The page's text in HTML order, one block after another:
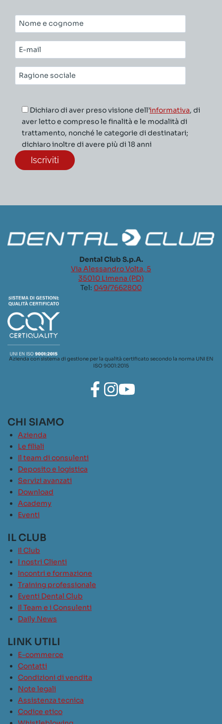
Nome
e
cognome*
E-
mail*
Ragione
sociale*
Dichiaro di aver preso visione dell’informativa, di
aver letto e compreso le finalità e le modalità di
trattamento, nonché le categorie di destinatari;
dichiaro inoltre di avere più di 18 anni
Dental Club S.p.A.
Via Alessandro Volta, 5
35010 Limena (PD)
Tel: 049/7662800
Azienda con sistema di gestione per la qualità certificato secondo la norma UNI EN
ISO 9001:2015
CHI SIAMO
Azienda
Le filiali
Il team di consulenti
Deposito e logistica
Servizi avanzati
Download
Academy
Eventi
IL CLUB
Il Club
I nostri Clienti
Incontri e formazione
Training professionale
Eventi Dental Club
Il Team e i Consulenti
Daily News
LINK UTILI
E-commerce
Contatti
Condizioni di vendita
Note legali
Assistenza tecnica
Codice etico